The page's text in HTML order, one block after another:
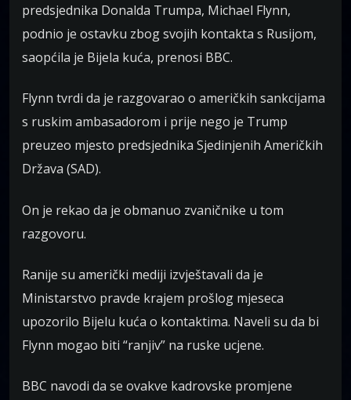
predsjednika Donalda Trumpa, Michael Flynn,
podnio je ostavku zbog svojih kontakta s Rusijom,
saopćila je Bijela kuća, prenosi BBC.
Flynn tvrdi da je razgovarao o američkih sankcijama
s ruskim ambasadorom i prije nego je Trump
preuzeo mjesto predsjednika Sjedinjenih Američkih
Država (SAD).
On je rekao da je obmanuo zvaničnike u tom
razgovoru.
Ranije su američki mediji izvještavali da je
Ministarstvo pravde krajem prošlog mjeseca
upozorilo Bijelu kuća o kontaktima. Naveli su da bi
Flynn mogao biti “ranjiv” na ruske ucjene.
BBC navodi da se ovakve kadrovske promjene